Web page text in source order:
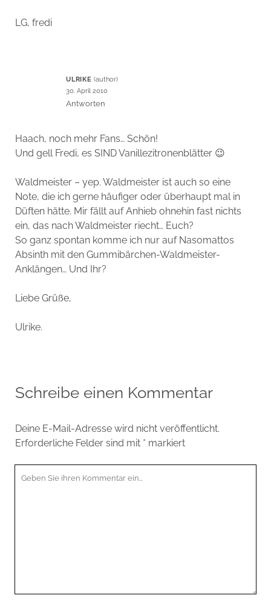
LG, fredi
ULRIKE
30. April 2010
Antworten
Haach, noch mehr Fans… Schön!
Und gell Fredi, es SIND Vanillezitronenblätter 😉
Waldmeister – yep. Waldmeister ist auch so eine
Note, die ich gerne häufiger oder überhaupt mal in
Düften hätte. Mir fällt auf Anhieb ohnehin fast nichts
ein, das nach Waldmeister riecht… Euch?
So ganz spontan komme ich nur auf Nasomattos
Absinth mit den Gummibärchen-Waldmeister-
Anklängen… Und Ihr?
Liebe Grüße,
Ulrike.
Schreibe einen Kommentar
Deine E-Mail-Adresse wird nicht veröffentlicht.
Erforderliche Felder sind mit * markiert